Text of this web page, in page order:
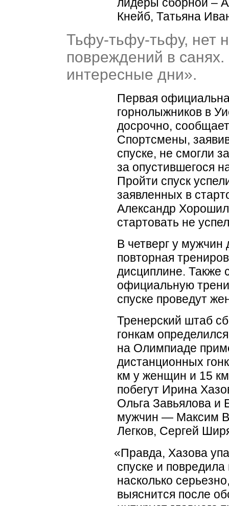
Кнейб, Татьяна
Тьфу-тьфу-тьфу, нет
повреждений в
интересные дни».
Первая
горнолыжников в
досрочно,
Спортсмены,
спуске, не смогли
за опустившегося
Пройти спуск
заявленных в
Александр
стартовать не
В четверг у мужчин
повторная
дисциплине. Также
официальную
спуске проведут
Тренерский штаб
гонкам
на Олимпиаде
дистанционных
км у женщин и 15
побегут Ирина
Ольга Завьялова и
мужчин — Максим
Легков, Сергей
«Правда, Хазова
спуске и
насколько
выяснится после